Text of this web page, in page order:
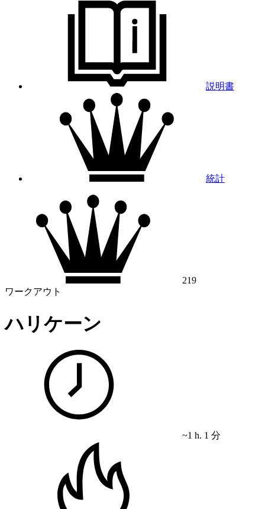
説明書
統計
219
ワークアウト
ハリケーン
~1 h. 1 分